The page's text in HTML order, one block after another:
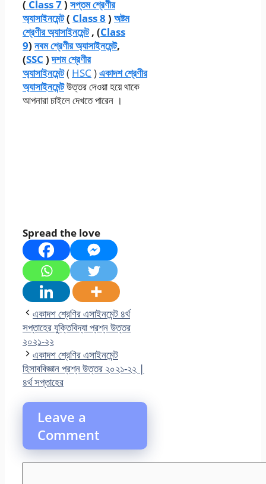
( Class 7) সপ্তম শ্রেণীর
অ্যাসাইনমেন্ট( Class 8 ) অষ্টম
শ্রেণীর অ্যাসাইনমেন্ট, (Class
9) নবম শ্রেণীর অ্যাসাইনমেন্ট,
(SSC )দশম শ্রেণীর
অ্যাসাইনমেন্ট( HSC )একাদশ শ্রেণীর
অ্যাসাইনমেন্টউত্তর দেওয়া হয়ে থাকে
আপনারা চাইলে দেখতে পারেন ।
Spread the love
একাদশ শ্রেণির এসাইনমেন্ট ৪র্থ
সপ্তাহের যুক্তিবিদ্যা প্রশ্ন উত্তর
২০২১-২২
একাদশ শ্রেণির এসাইনমেন্ট
হিসাববিজ্ঞান প্রশ্ন উত্তর ২০২১-২২ |
৪র্থ সপ্তাহের
Leave a
Comment